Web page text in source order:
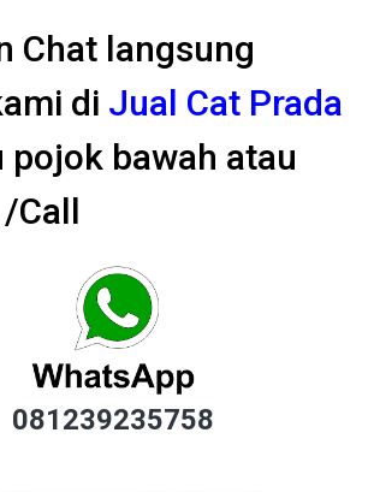
Chat langsung
di Jual Cat Prada
pojok bawah atau
Call
081239235758